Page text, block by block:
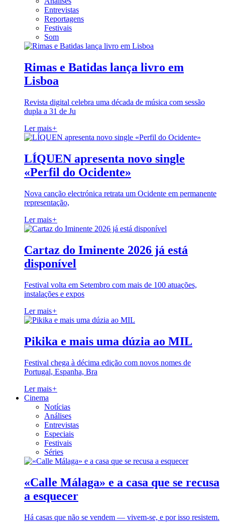
Entrevistas
Reportagens
Festivais
Som
Rimas e Batidas lança livro em
Lisboa
Revista digital celebra uma década de música com sessão
dupla a 31 de Ju
Ler mais+
LÍQUEN apresenta novo single
«Perfil do Ocidente»
Nova canção electrónica retrata um Ocidente em permanente
representação,
Ler mais+
Cartaz do Iminente 2026 já está
disponível
Festival volta em Setembro com mais de 100 atuações,
instalações e expos
Ler mais+
Pikika e mais uma dúzia ao MIL
Festival chega à décima edição com novos nomes de
Portugal, Espanha, Bra
Ler mais+
Cinema
Notícias
Análises
Entrevistas
Especiais
Festivais
Séries
«Calle Málaga» e a casa que se recusa
a esquecer
Há casas que não se vendem — vivem-se, e por isso resistem.